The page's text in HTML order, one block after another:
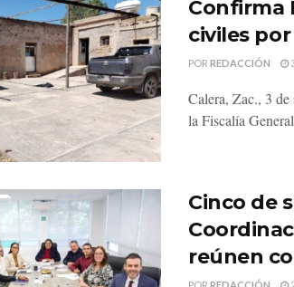
Confirma
civiles
POR REDACCIÓN
Calera, Zac., 3
la Fiscalía
Cinco de
reúnen